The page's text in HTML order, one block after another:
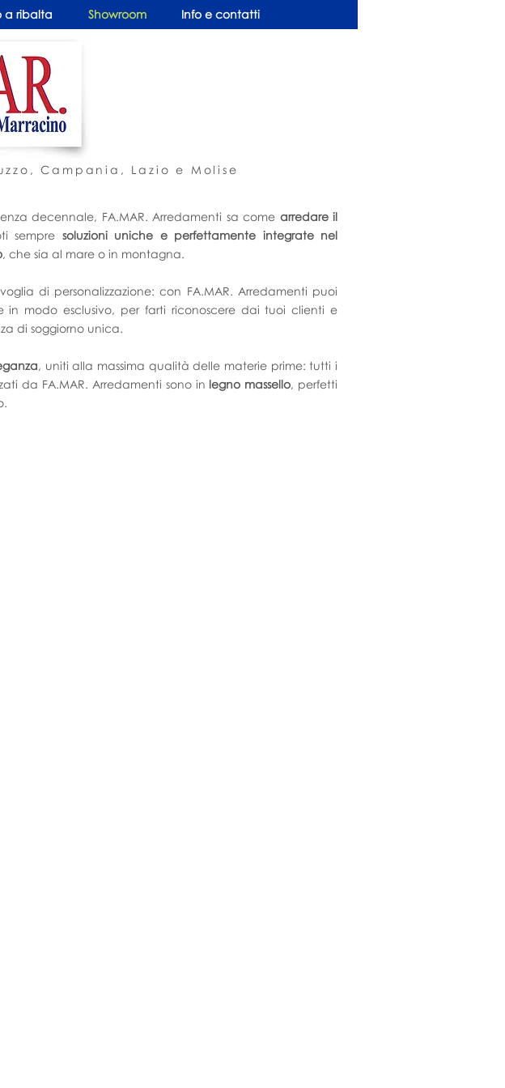
a ribalta Showroom Info e contatti
Campania, Lazio e Molise
decennale, FA.MAR. Arredamenti sa come arredare il
sempre soluzioni uniche e perfettamente integrate nel
, che sia al mare o in montagna.
di personalizzazione: con FA.MAR. Arredamenti puoi
in modo esclusivo, per farti riconoscere dai tuoi clienti e
di soggiorno unica.
, uniti alla massima qualità delle materie prime: tutti i
da FA.MAR. Arredamenti sono in legno massello, perfetti